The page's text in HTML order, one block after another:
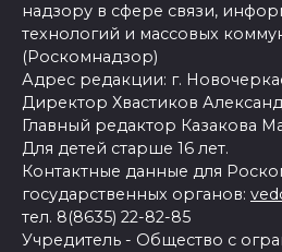
надзору в сфере связи,
технологий и массовых
(Роскомнадзор)
Адрес редакции: г.
Директор Хвастиков
Главный редактор Казакова
Для детей старше 16 лет.
Контактные данные для
государственных органов:
тел. 8(8635) 22-82-85
Учредитель - Общество с